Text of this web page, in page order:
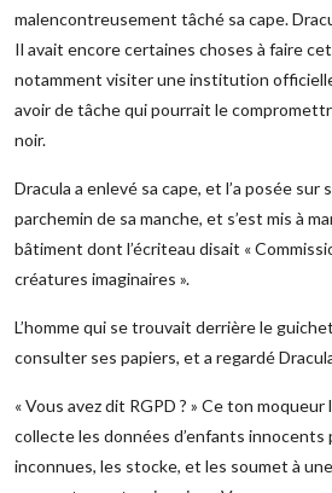
malencontreusement tâché sa cape.
Il avait encore certaines choses à faire
notamment visiter une institution
avoir de tâche qui pourrait le
noir.
Dracula a enlevé sa cape, et l’a posée sur
parchemin de sa manche, et s’est mis à
bâtiment dont l’écriteau disait «
créatures imaginaires ».
L’homme qui se trouvait derrière le
consulter ses papiers, et a regardé
« Vous avez dit RGPD ? » Ce ton moqueur
collecte les données d’enfants innocents
inconnues, les stocke, et les soumet à